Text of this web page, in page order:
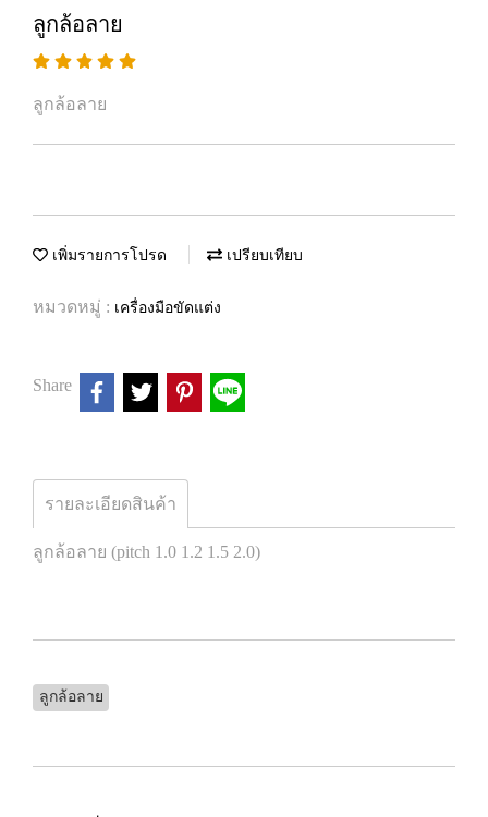
ลูกล้อลาย
ลูกล้อลาย
เพิ่มรายการโปรด เปรียบเทียบ
หมวดหมู่ : เครื่องมือขัดแต่ง
Share
รายละเอียดสินค้า
ลูกล้อลาย (pitch 1.0 1.2 1.5 2.0)
ลูกล้อลาย